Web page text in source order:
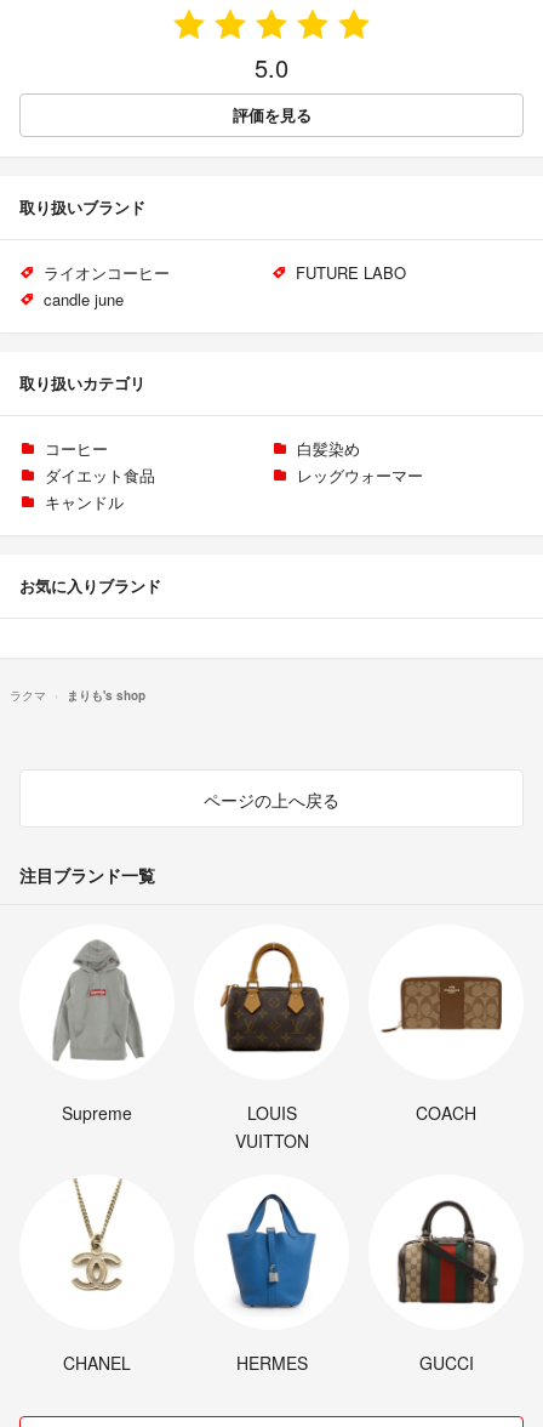
5.0
評価を見る
取り扱いブランド
ライオンコーヒー
FUTURE LABO
candle june
取り扱いカテゴリ
コーヒー
白髪染め
ダイエット食品
レッグウォーマー
キャンドル
お気に入りブランド
ラクマ まりも's shop
ページの上へ戻る
注目ブランド一覧
Supreme
LOUIS
VUITTON
COACH
CHANEL HERMES GUCCI